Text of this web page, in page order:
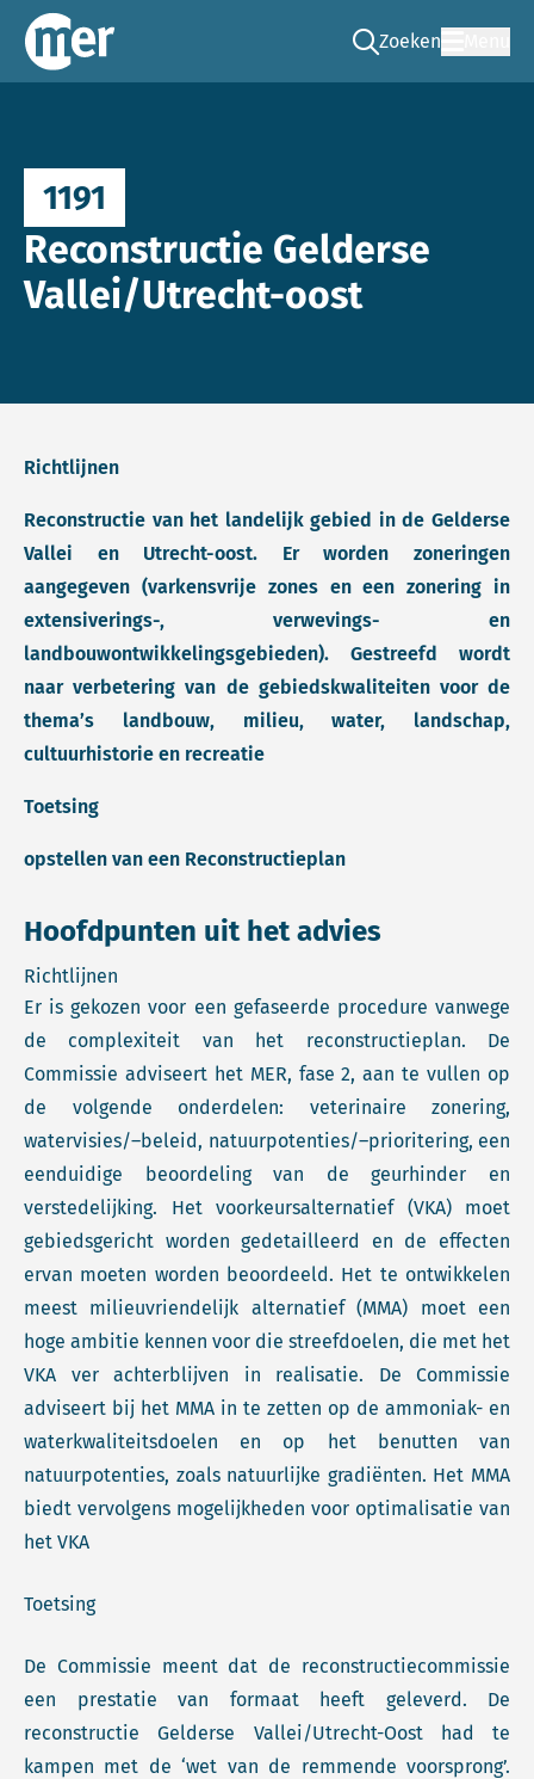
Commissie mer
Zoeken
Ga naar de zoek
1191
Reconstructie Gelderse
Vallei/Utrecht-oost
Richtlijnen
Reconstructie van het landelijk gebied in de Gelderse
Vallei en Utrecht-oost. Er worden zoneringen
aangegeven (varkensvrije zones en een zonering in
extensiverings-, verwevings- en
landbouwontwikkelingsgebieden). Gestreefd wordt
naar verbetering van de gebiedskwaliteiten voor de
thema’s landbouw, milieu, water, landschap,
cultuurhistorie en recreatie
Toetsing
opstellen van een Reconstructieplan
Hoofdpunten uit het advies
Richtlijnen
Er is gekozen voor een gefaseerde procedure vanwege
de complexiteit van het reconstructieplan. De
Commissie adviseert het MER, fase 2, aan te vullen op
de volgende onderdelen: veterinaire zonering,
watervisies/–beleid, natuurpotenties/–prioritering, een
eenduidige beoordeling van de geurhinder en
verstedelijking. Het voorkeursalternatief (VKA) moet
gebiedsgericht worden gedetailleerd en de effecten
ervan moeten worden beoordeeld. Het te ontwikkelen
meest milieuvriendelijk alternatief (MMA) moet een
hoge ambitie kennen voor die streefdoelen, die met het
VKA ver achterblijven in realisatie. De Commissie
adviseert bij het MMA in te zetten op de ammoniak- en
waterkwaliteitsdoelen en op het benutten van
natuurpotenties, zoals natuurlijke gradiënten. Het MMA
biedt vervolgens mogelijkheden voor optimalisatie van
het VKA
Toetsing
De Commissie meent dat de reconstructiecommissie
een prestatie van formaat heeft geleverd. De
reconstructie Gelderse Vallei/Utrecht-Oost had te
kampen met de ‘wet van de remmende voorsprong’.